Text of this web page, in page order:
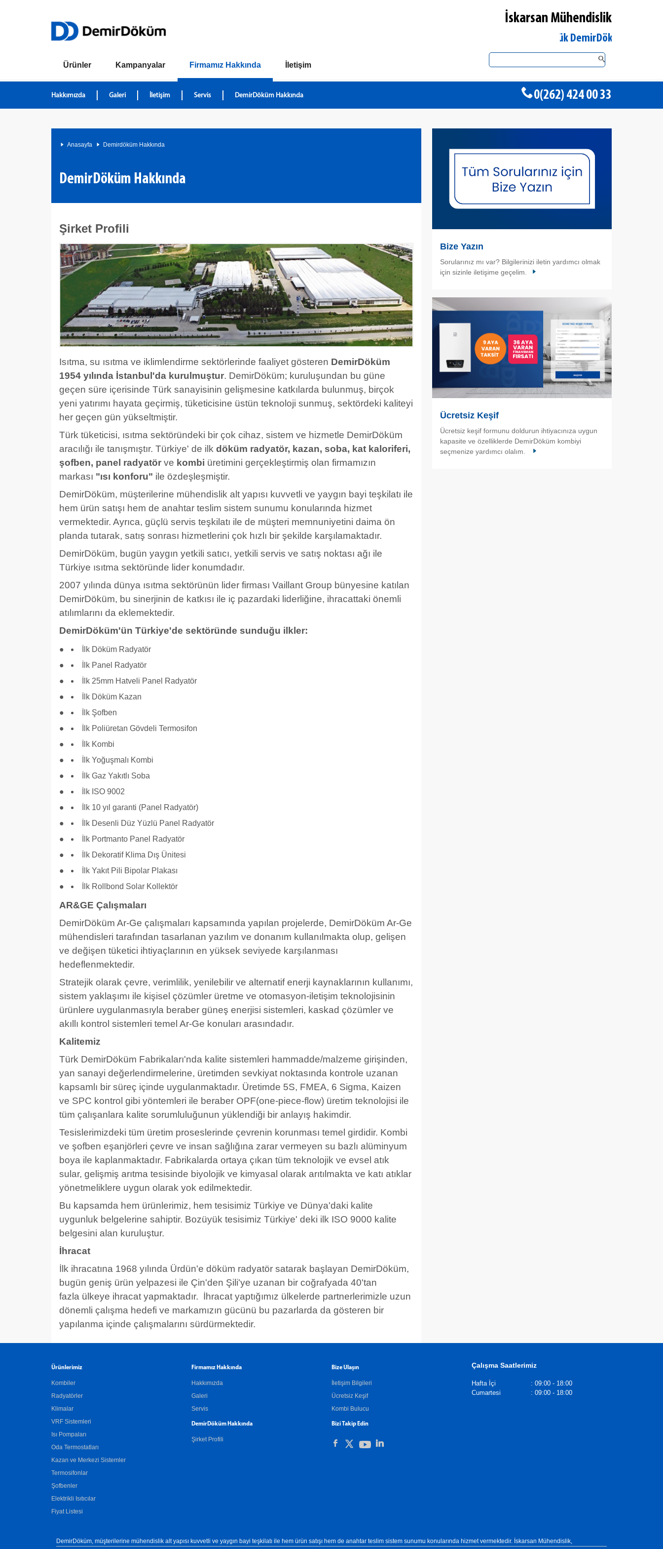
İskarsan Mühendislik
Kocaeli Gölcük DemirDöküm Yetkili Satıcı
Ürünler Kampanyalar Firmamız Hakkında
Hakkımızda Galeri İletişim Servis DemirDöküm Hakkında 0(262) 424 00 33
İletişim
Anasayfa Demirdöküm Hakkında
DemirDöküm Hakkında
Şirket Profili
Isıtma, su ısıtma ve iklimlendirme sektörlerinde faaliyet gösteren DemirDöküm
1954 yılında İstanbul'da kurulmuştur. DemirDöküm; kuruluşundan bu güne
geçen süre içerisinde Türk sanayisinin gelişmesine katkılarda bulunmuş, birçok
yeni yatırımı hayata geçirmiş, tüketicisine üstün teknoloji sunmuş, sektördeki kaliteyi
her geçen gün yükseltmiştir.
Türk tüketicisi, ısıtma sektöründeki bir çok cihaz, sistem ve hizmetle DemirDöküm
aracılığı ile tanışmıştır. Türkiye' de ilk döküm radyatör, kazan, soba, kat kaloriferi,
şofben, panel radyatör ve kombi üretimini gerçekleştirmiş olan firmamızın
markası "ısı konforu" ile özdeşleşmiştir.
DemirDöküm, müşterilerine mühendislik alt yapısı kuvvetli ve yaygın bayi teşkilatı ile
hem ürün satışı hem de anahtar teslim sistem sunumu konularında hizmet
vermektedir. Ayrıca, güçlü servis teşkilatı ile de müşteri memnuniyetini daima ön
planda tutarak, satış sonrası hizmetlerini çok hızlı bir şekilde karşılamaktadır.
DemirDöküm, bugün yaygın yetkili satıcı, yetkili servis ve satış noktası ağı ile
Türkiye ısıtma sektöründe lider konumdadır.
2007 yılında dünya ısıtma sektörünün lider firması Vaillant Group bünyesine katılan
DemirDöküm, bu sinerjinin de katkısı ile iç pazardaki liderliğine, ihracattaki önemli
atılımlarını da eklemektedir.
DemirDöküm'ün Türkiye'de sektöründe sunduğu ilkler:
İlk Döküm Radyatör
İlk Panel Radyatör
İlk 25mm Hatveli Panel Radyatör
İlk Döküm Kazan
İlk Şofben
İlk Poliüretan Gövdeli Termosifon
İlk Kombi
İlk Yoğuşmalı Kombi
İlk Gaz Yakıtlı Soba
İlk ISO 9002
İlk 10 yıl garanti (Panel Radyatör)
İlk Desenli Düz Yüzlü Panel Radyatör
İlk Portmanto Panel Radyatör
İlk Dekoratif Klima Dış Ünitesi
İlk Yakıt Pili Bipolar Plakası
İlk Rollbond Solar Kollektör
AR&GE Çalışmaları
DemirDöküm Ar-Ge çalışmaları kapsamında yapılan projelerde, DemirDöküm Ar-Ge
mühendisleri tarafından tasarlanan yazılım ve donanım kullanılmakta olup, gelişen
ve değişen tüketici ihtiyaçlarının en yüksek seviyede karşılanması
hedeflenmektedir.
Stratejik olarak çevre, verimlilik, yenilebilir ve alternatif enerji kaynaklarının kullanımı,
sistem yaklaşımı ile kişisel çözümler üretme ve otomasyon-iletişim teknolojisinin
ürünlere uygulanmasıyla beraber güneş enerjisi sistemleri, kaskad çözümler ve
akıllı kontrol sistemleri temel Ar-Ge konuları arasındadır.
Kalitemiz
Türk DemirDöküm Fabrikaları'nda kalite sistemleri hammadde/malzeme girişinden,
yan sanayi değerlendirmelerine, üretimden sevkiyat noktasında kontrole uzanan
kapsamlı bir süreç içinde uygulanmaktadır. Üretimde 5S, FMEA, 6 Sigma, Kaizen
ve SPC kontrol gibi yöntemleri ile beraber OPF(one-piece-flow) üretim teknolojisi ile
tüm çalışanlara kalite sorumluluğunun yüklendiği bir anlayış hakimdir.
Tesislerimizdeki tüm üretim proseslerinde çevrenin korunması temel girdidir. Kombi
ve şofben eşanjörleri çevre ve insan sağlığına zarar vermeyen su bazlı alüminyum
boya ile kaplanmaktadır. Fabrikalarda ortaya çıkan tüm teknolojik ve evsel atık
sular, gelişmiş arıtma tesisinde biyolojik ve kimyasal olarak arıtılmakta ve katı atıklar
yönetmeliklere uygun olarak yok edilmektedir.
Bu kapsamda hem ürünlerimiz, hem tesisimiz Türkiye ve Dünya'daki kalite
uygunluk belgelerine sahiptir. Bozüyük tesisimiz Türkiye' deki ilk ISO 9000 kalite
belgesini alan kuruluştur.
İhracat
İlk ihracatına 1968 yılında Ürdün'e döküm radyatör satarak başlayan DemirDöküm,
bugün geniş ürün yelpazesi ile Çin'den Şili'ye uzanan bir coğrafyada 40'tan
fazla ülkeye ihracat yapmaktadır. İhracat yaptığımız ülkelerde partnerlerimizle uzun
dönemli çalışma hedefi ve markamızın gücünü bu pazarlarda da gösteren bir
yapılanma içinde çalışmalarını sürdürmektedir.
Bize Yazın
Sorularınız mı var? Bilgilerinizi iletin yardımcı olmak
için sizinle iletişime geçelim.
Ücretsiz Keşif
Ücretsiz keşif formunu doldurun ihtiyacınıza uygun
kapasite ve özelliklerde DemirDöküm kombiyi
seçmenize yardımcı olalım.
Ürünlerimiz
Kombiler
Radyatörler
Klimalar
VRF Sistemleri
Isı Pompaları
Oda Termostatları
Kazan ve Merkezi Sistemler
Termosifonlar
Şofbenler
Elektrikli Isıtıcılar
Fiyat Listesi
Firmamız Hakkında
Hakkımızda
Galeri
Servis
DemirDöküm Hakkında
Şirket Profili
Bize Ulaşın
İletişim Bilgileri
Ücretsiz Keşif
Kombi Bulucu
Bizi Takip Edin
Çalışma Saatlerimiz
Hafta İçi : 09:00 - 18:00
Cumartesi
: 09:00 - 18:00
DemirDöküm, müşterilerine mühendislik alt yapısı kuvvetli ve yaygın bayi teşkilatı ile hem ürün satışı hem de anahtar teslim sistem sunumu konularında hizmet vermektedir. İskarsan Mühendislik,